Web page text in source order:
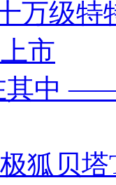
万级
市
其中
狐贝